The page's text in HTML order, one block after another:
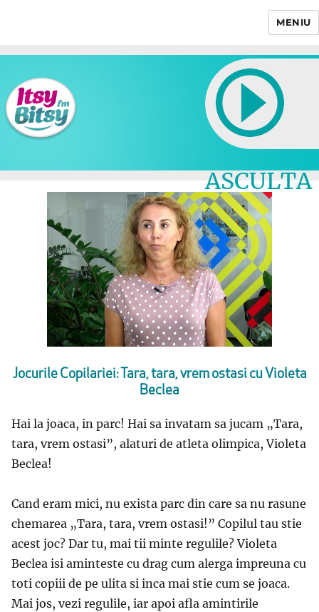
MENIU
ASCULTA
LIVE
Jocurile Copilariei: Tara, tara, vrem ostasi cu Violeta
Beclea
Hai la joaca, in parc! Hai sa invatam sa jucam „Tara,
tara, vrem ostasi”, alaturi de atleta olimpica, Violeta
Beclea!
Cand eram mici, nu exista parc din care sa nu rasune
chemarea „Tara, tara, vrem ostasi!” Copilul tau stie
acest joc? Dar tu, mai tii minte regulile? Violeta
Beclea isi aminteste cu drag cum alerga impreuna cu
toti copiii de pe ulita si inca mai stie cum se joaca.
Mai jos, vezi regulile, iar apoi afla amintirile